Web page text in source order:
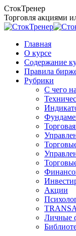
Перейти
к
содержанию
СтокТренер
Торговля акциями
Главная
О курсе
Содержание
Правила
Рубрики
C чего
Акции
Личные